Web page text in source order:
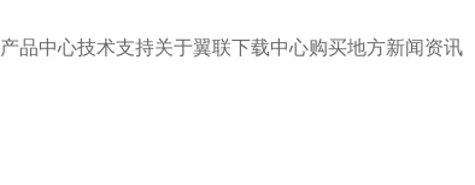
产品中心技术支持关于翼联下载中心购买地方新闻资讯